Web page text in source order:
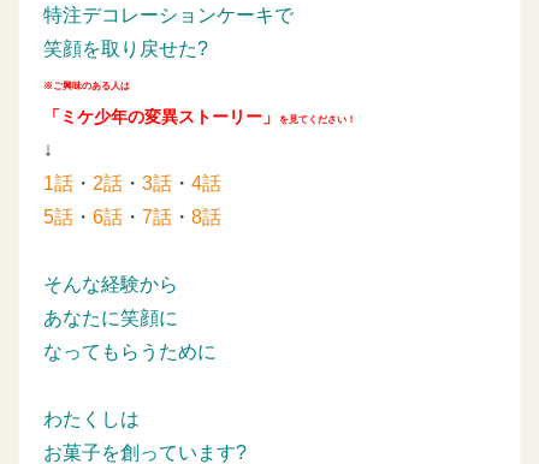
特注デコレーションケーキで
笑顔を取り戻せた?
※ご興味のある人は
「ミケ少年の変異ストーリー」 を見てください！
↓
1話 ・ 2話 ・ 3話 ・ 4話
5話 ・ 6話 ・ 7話 ・ 8話
そんな経験から
あなたに笑顔に
なってもらうために
わたくしは
お菓子を創っています?